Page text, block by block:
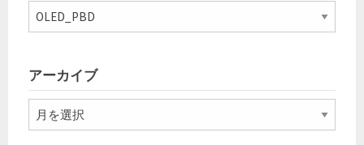
カ
ー
アーカイブ
ア
ー